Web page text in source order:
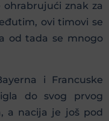
znak za
ovi timovi se
od tada se mnogo
i Francuske
do svog prvog
a nacija je još pod